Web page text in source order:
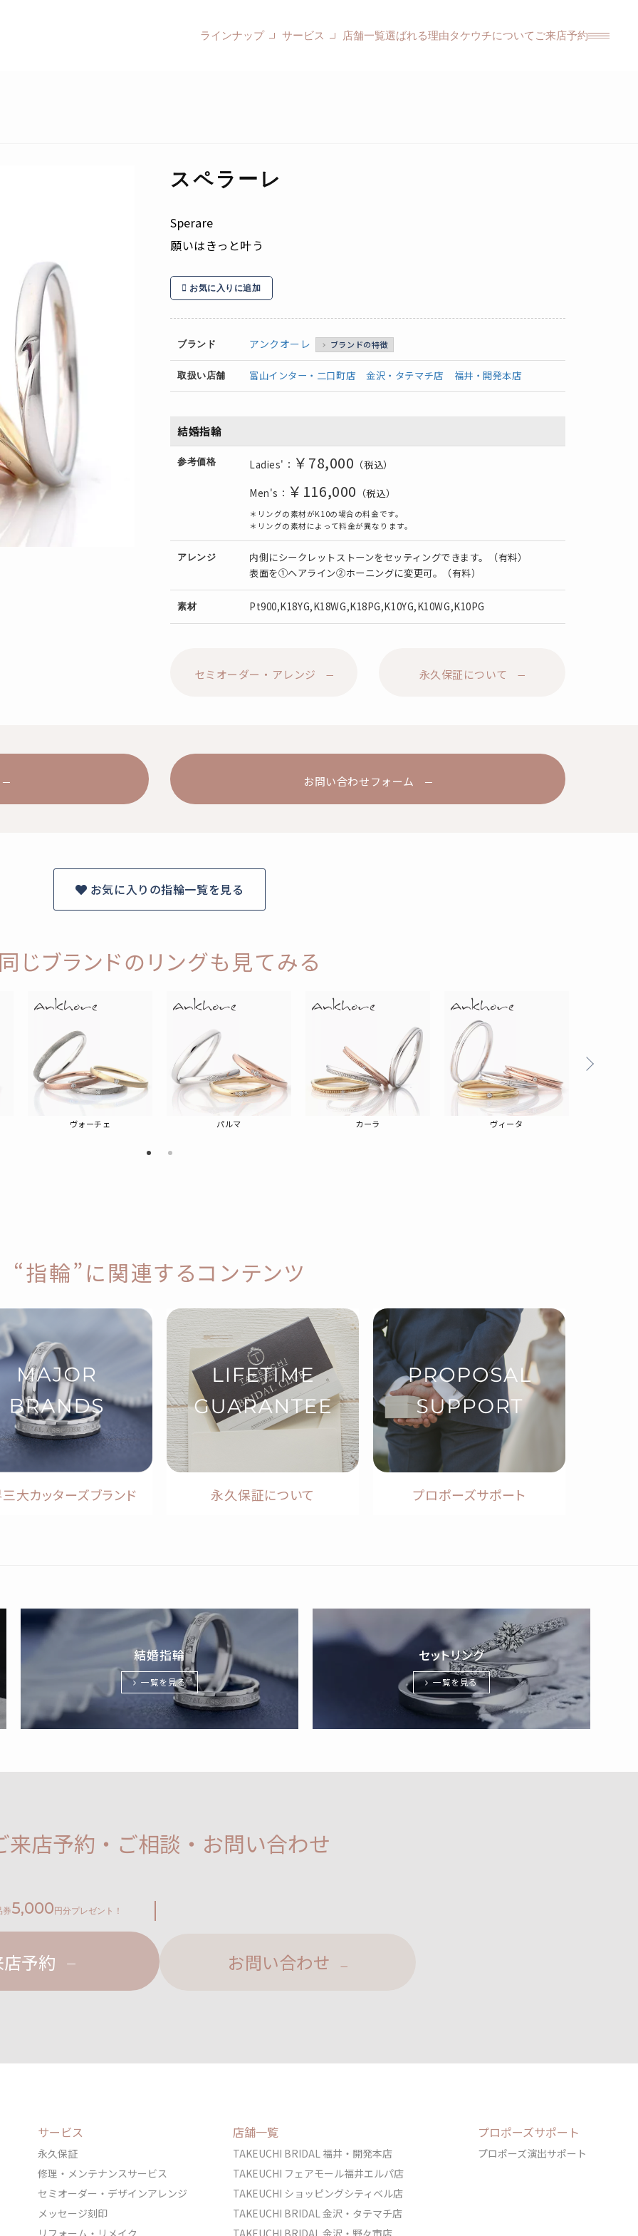
ラインナップ サービス 店舗一覧選ばれる理由タケウチについて ご来店予約
スペラーレ
Sperare
願いはきっと叶う
お気に入りに追加
ブランド アンクオーレ ブランドの特徴
取扱い店舗 富山インター・二口町店 金沢・タテマチ店 福井・開発本店
結婚指輪
参考価格 Ladies'： ￥78,000 （税込）
Men's： ￥116,000 （税込）
＊リングの素材がK10の場合の料金です。
＊リングの素材によって料金が異なります。
アレンジ
内側にシークレットストーンをセッティングできます。（有料）
表面を①ヘアライン②ホーニングに変更可。（有料）
素材 Pt900,K18YG,K18WG,K18PG,K10YG,K10WG,K10PG
セミオーダー・アレンジ 永久保証について
お問い合わせフォーム
お気に入りの指輪一覧を見る
同じブランドのリングも見てみる
ヴォーチェ パルマ カーラ ヴィータ
“指輪”に関連するコンテンツ
大カッターズブランド 永久保証について プロポーズサポート
結婚指輪
一覧を見る
セットリング
一覧を見る
来店予約・ご相談・お問い合わせ
券5,000 円分プレゼント！
予約 お問い合わせ
サービス
永久保証
修理・メンテナンスサービス
セミオーダー・デザインアレンジ
メッセージ刻印
リフォーム・リメイク
店舗一覧
TAKEUCHI BRIDAL 福井・開発本店
TAKEUCHI フェアモール福井エルパ店
TAKEUCHI ショッピングシティベル店
TAKEUCHI BRIDAL 金沢・タテマチ店
TAKEUCHI BRIDAL 金沢・野々市店
プロポーズサポート
プロポーズ演出サポート